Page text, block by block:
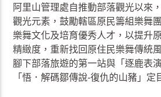
阿里山管理處自推動部落觀光以來
觀光元素，鼓勵轄區原民籌組樂舞
樂舞文化及培育優秀人才，以提升
精緻度，重新找回原住民樂舞傳統
腳下部落旅遊的第一站與「逐鹿表
「悟．解碼鄒傳說-復仇的山豬」定